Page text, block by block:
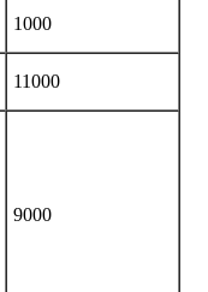
1000
11000
9000